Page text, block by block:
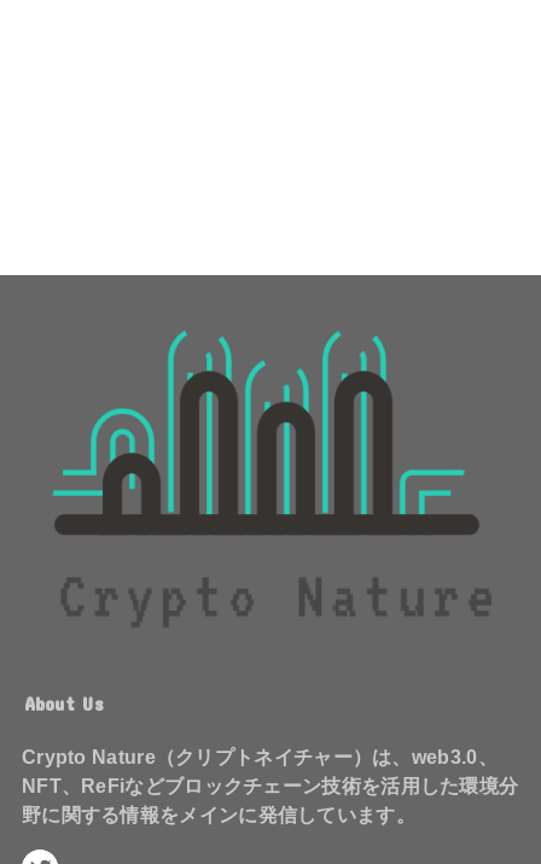
About Us
Crypto Nature（クリプトネイチャー）は、web3.0、
NFT、ReFiなどブロックチェーン技術を活用した環境分
野に関する情報をメインに発信しています。